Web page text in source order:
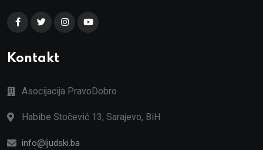
Kontakt
Asocijacija PravoDobro
Habibe Stočević 13, Sarajevo, BiH
info@ljudski.ba